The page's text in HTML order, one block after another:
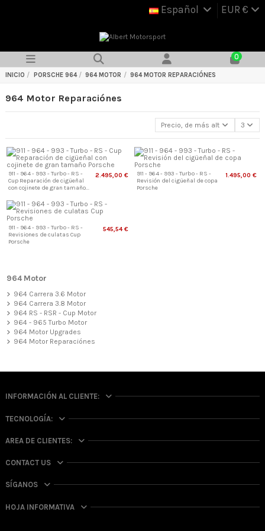
Español EUR €
0
INICIO PORSCHE 964 964 MOTOR 964 MOTOR REPARACIÓNES
964 Motor Reparaciónes
Precio, de más alto a más bajo
3
911 - 964 - 993 - Turbo - RS -
Cup Reparación de cigüeñal
con cojinete de gran tamaño...
2.495,00 €
911 - 964 - 993 - Turbo - RS -
Revisión del cigüeñal de copa
Porsche
1.495,00 €
911 - 964 - 993 - Turbo - RS -
Revisiones de culatas Cup
Porsche
545,54 €
964 Motor
964 Carrera 3.6 Motor
964 Carrera 3.8 Motor
964 RS - RSR - Cup Motor
964 - 965 Turbo Motor
964 Motor Upgrades
964 Motor Reparaciónes
INFORMACIÓN AL CLIENTE:
TECNOLOGÍA:
AREA DE CLIENTES:
CONTACT US
SÍGANOS
HOJA INFORMATIVA